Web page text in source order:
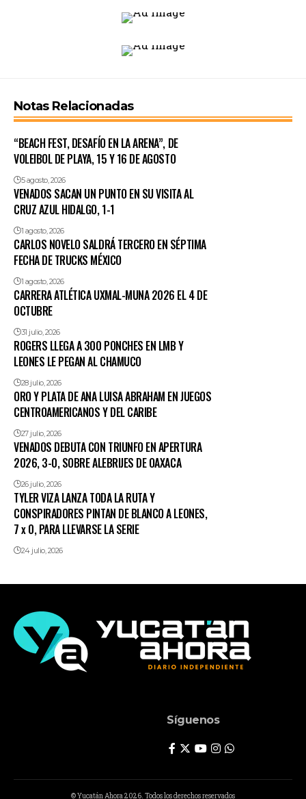
Notas Relacionadas
“BEACH FEST, DESAFÍO EN LA ARENA”, DE
VOLEIBOL DE PLAYA, 15 Y 16 DE AGOSTO
5 agosto, 2026
VENADOS SACAN UN PUNTO EN SU VISITA AL
CRUZ AZUL HIDALGO, 1-1
1 agosto, 2026
CARLOS NOVELO SALDRÁ TERCERO EN SÉPTIMA
FECHA DE TRUCKS MÉXICO
1 agosto, 2026
CARRERA ATLÉTICA UXMAL-MUNA 2026 EL 4 DE
OCTUBRE
31 julio, 2026
ROGERS LLEGA A 300 PONCHES EN LMB Y
LEONES LE PEGAN AL CHAMUCO
28 julio, 2026
ORO Y PLATA DE ANA LUISA ABRAHAM EN JUEGOS
CENTROAMERICANOS Y DEL CARIBE
27 julio, 2026
VENADOS DEBUTA CON TRIUNFO EN APERTURA
2026, 3-0, SOBRE ALEBRIJES DE OAXACA
26 julio, 2026
TYLER VIZA LANZA TODA LA RUTA Y
CONSPIRADORES PINTAN DE BLANCO A LEONES,
7 x 0, PARA LLEVARSE LA SERIE
24 julio, 2026
Síguenos
© Yucatán Ahora 2026. Todos los derechos reservados